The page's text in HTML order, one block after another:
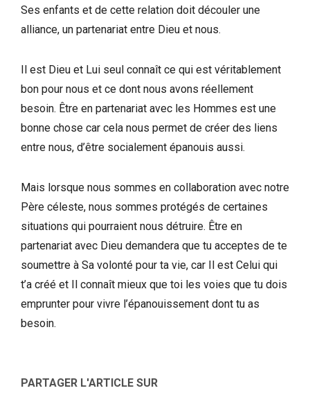
Ses enfants et de cette relation doit découler une
alliance, un partenariat entre Dieu et nous.
Il est Dieu et Lui seul connaît ce qui est véritablement
bon pour nous et ce dont nous avons réellement
besoin. Être en partenariat avec les Hommes est une
bonne chose car cela nous permet de créer des liens
entre nous, d’être socialement épanouis aussi.
Mais lorsque nous sommes en collaboration avec notre
Père céleste, nous sommes protégés de certaines
situations qui pourraient nous détruire. Être en
partenariat avec Dieu demandera que tu acceptes de te
soumettre à Sa volonté pour ta vie, car Il est Celui qui
t’a créé et Il connaît mieux que toi les voies que tu dois
emprunter pour vivre l’épanouissement dont tu as
besoin.
PARTAGER L'ARTICLE SUR